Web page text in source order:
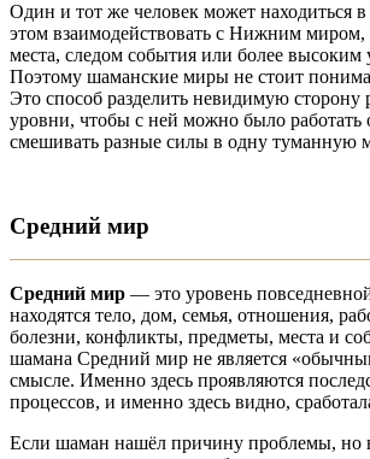
Один и тот же человек может находиться
этом взаимодействовать с Нижним миром,
места, следом события или более высоким
Поэтому шаманские миры не стоит
Это способ разделить невидимую сторону
уровни, чтобы с ней можно было работать
смешивать разные силы в одну туманную
Средний мир
Средний мир — это уровень
находятся тело, дом, семья, отношения,
болезни, конфликты, предметы, места и
шамана Средний мир не является
смысле. Именно здесь проявляются
процессов, и именно здесь видно,
Если шаман нашёл причину проблемы, но